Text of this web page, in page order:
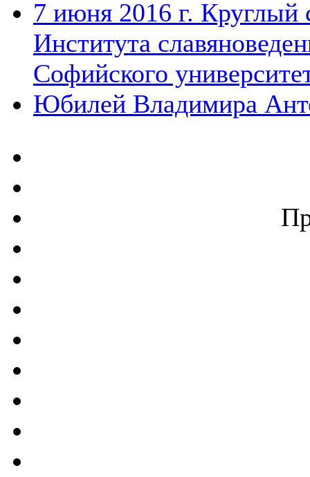
7 июня 2016 г. Круглый
Института
Софийского
Юбилей Владимира